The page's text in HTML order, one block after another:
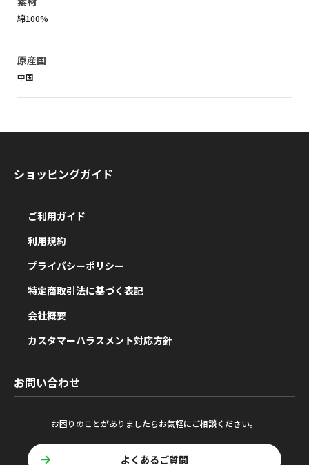
綿100%
原産国
中国
ショッピングガイド
ご利用ガイド
利用規約
プライバシーポリシー
特定商取引法に基づく表記
会社概要
カスタマーハラスメント対応方針
お問い合わせ
お困りのことがありましたらお気軽にご相談ください。
よくあるご質問